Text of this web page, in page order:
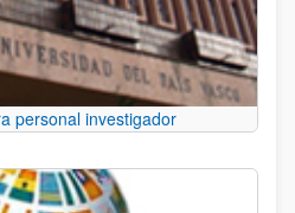
personal investigador